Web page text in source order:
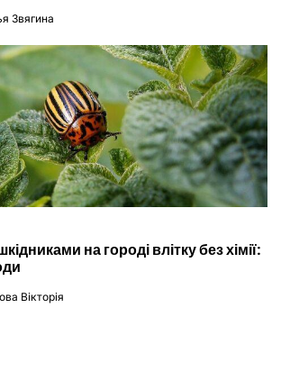
Звягина
на городі влітку без хімії:
Вікторія